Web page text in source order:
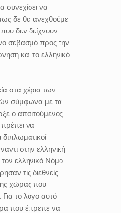
συνεχίσει να
δε θα ανεχθούμε
δεν δείχνουν
σεβασμό προς την
και το ελληνικό
στα χέρια των
σύμφωνα με τα
ο απαιτούμενος
να
διπλωματικοί
στην ελληνική
ελληνικό Νόμο
τις διεθνείς
χώρας που
το λόγο αυτό
που έπρεπε να